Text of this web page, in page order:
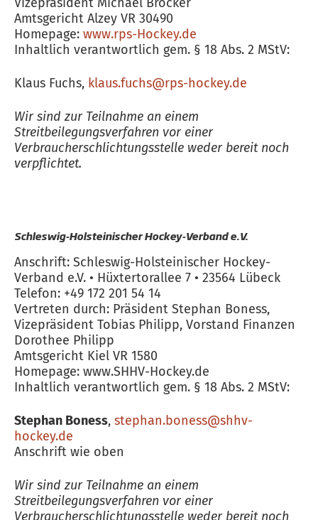
Amtsgericht Alzey VR 30490
Homepage: www.rps-Hockey.de
Inhaltlich verantwortlich gem. § 18 Abs. 2 MStV:
Klaus Fuchs, klaus.fuchs@rps-hockey.de
Wir sind zur Teilnahme an einem
Streitbeilegungsverfahren vor einer
Verbraucherschlichtungsstelle weder bereit noch
verpflichtet.
Schleswig-Holsteinischer Hockey-Verband e.V.
Anschrift: Schleswig-Holsteinischer Hockey-
Verband e.V. • Hüxtertorallee 7 • 23564 Lübeck
Telefon: +49 172 201 54 14
Vertreten durch: Präsident Stephan Boness,
Vizepräsident Tobias Philipp, Vorstand Finanzen
Dorothee Philipp
Amtsgericht Kiel VR 1580
Homepage: www.SHHV-Hockey.de
Inhaltlich verantwortlich gem. § 18 Abs. 2 MStV:
Stephan Boness, stephan.boness@shhv-
hockey.de
Anschrift wie oben
Wir sind zur Teilnahme an einem
Streitbeilegungsverfahren vor einer
Verbraucherschlichtungsstelle weder bereit noch